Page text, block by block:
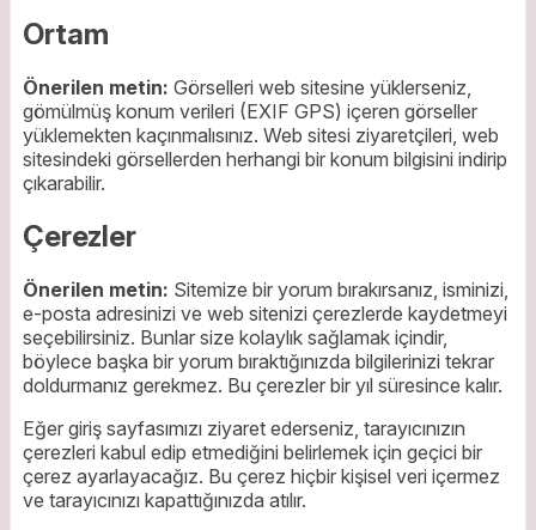
Ortam
Önerilen metin: Görselleri web sitesine yüklerseniz,
gömülmüş konum verileri (EXIF GPS) içeren görseller
yüklemekten kaçınmalısınız. Web sitesi ziyaretçileri, web
sitesindeki görsellerden herhangi bir konum bilgisini indirip
çıkarabilir.
Çerezler
Önerilen metin: Sitemize bir yorum bırakırsanız, isminizi,
e-posta adresinizi ve web sitenizi çerezlerde kaydetmeyi
seçebilirsiniz. Bunlar size kolaylık sağlamak içindir,
böylece başka bir yorum bıraktığınızda bilgilerinizi tekrar
doldurmanız gerekmez. Bu çerezler bir yıl süresince kalır.
Eğer giriş sayfasımızı ziyaret ederseniz, tarayıcınızın
çerezleri kabul edip etmediğini belirlemek için geçici bir
çerez ayarlayacağız. Bu çerez hiçbir kişisel veri içermez
ve tarayıcınızı kapattığınızda atılır.